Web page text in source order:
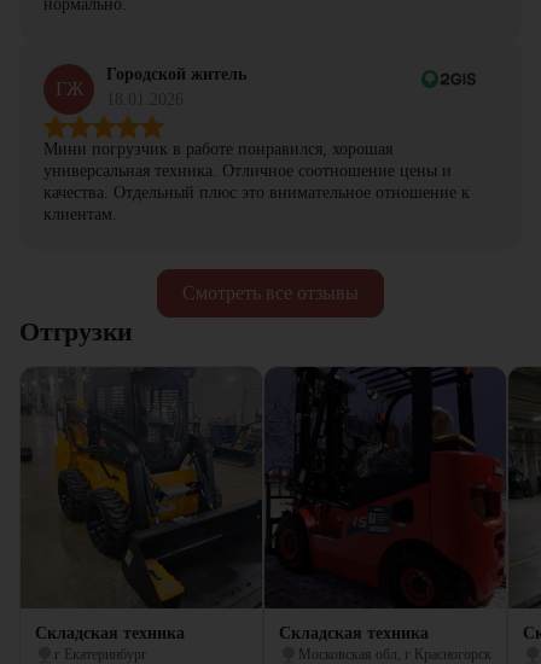
Смотреть все отзывы
нормально.
ГЖ
Городской житель
Мини погрузчик в работе понравился, хорошая
универсальная техника. Отличное соотношение цены и
качества. Отдельный плюс это внимательное отношение к
клиентам.
Отгрузки
Складская техника
г Екатеринбург
Складская техника
Московская обл, г Красногорск